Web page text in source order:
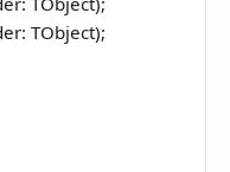
TObject);